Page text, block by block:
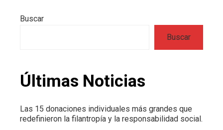
Buscar
Buscar
Últimas Noticias
Las 15 donaciones individuales más grandes que
redefinieron la filantropía y la responsabilidad social.